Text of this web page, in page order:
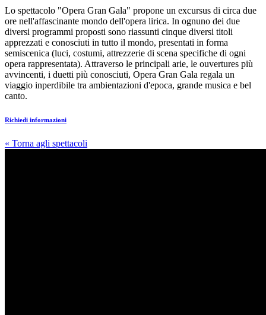
Lo spettacolo "Opera Gran Gala" propone un excursus di circa due
ore nell'affascinante mondo dell'opera lirica. In ognuno dei due
diversi programmi proposti sono riassunti cinque diversi titoli
apprezzati e conosciuti in tutto il mondo, presentati in forma
semiscenica (luci, costumi, attrezzerie di scena specifiche di ogni
opera rappresentata). Attraverso le principali arie, le ouvertures più
avvincenti, i duetti più conosciuti, Opera Gran Gala regala un
viaggio inperdibile tra ambientazioni d'epoca, grande musica e bel
canto.
Richiedi informazioni
« Torna agli spettacoli